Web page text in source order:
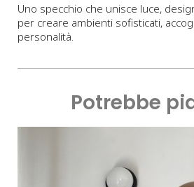
Uno specchio che unisce luce,
per creare ambienti sofisticati,
personalità.
Potrebbe